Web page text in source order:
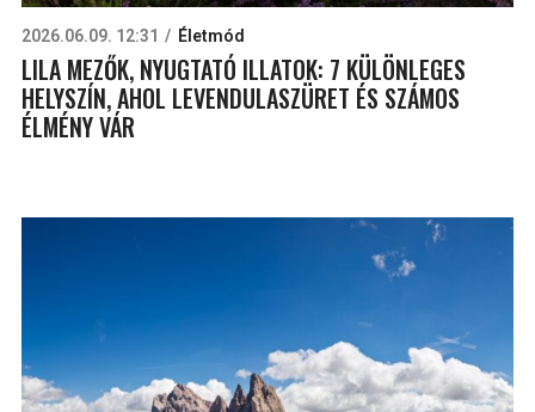
2026.06.09. 12:31 Életmód
LILA MEZŐK, NYUGTATÓ ILLATOK: 7 KÜLÖNLEGES
HELYSZÍN, AHOL LEVENDULASZÜRET ÉS SZÁMOS
ÉLMÉNY VÁR